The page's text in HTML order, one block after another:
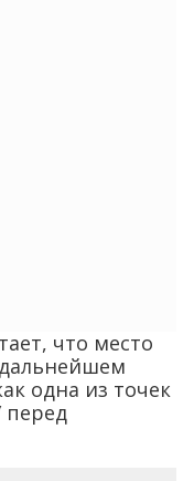
что место
одна из точек
перед